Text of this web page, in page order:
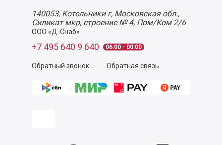
140053, Котельники г, Московская обл.,
Силикат мкр, строение № 4, Пом/Ком 2/6
ООО «Д-Снаб»
+7 495 640 9 640 06:00 - 00:00
Обратный звонок Обратная связь